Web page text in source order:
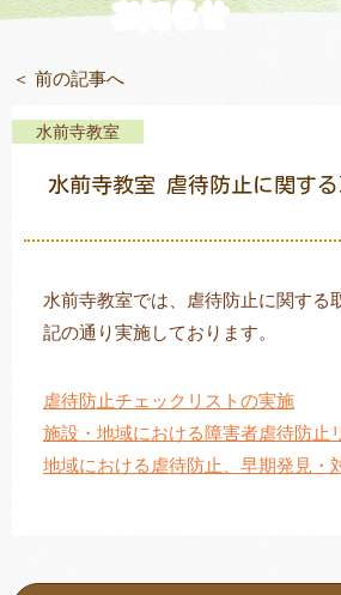
教室一覧
お知らせ
＜ 前の記事へ
水前寺教室
水前寺教室 虐待防止に関す
水前寺教室では、虐待防止に関する
記の通り実施しております。
虐待防止チェックリストの実施
施設・地域における障害者虐待防止
地域における虐待防止、早期発見・